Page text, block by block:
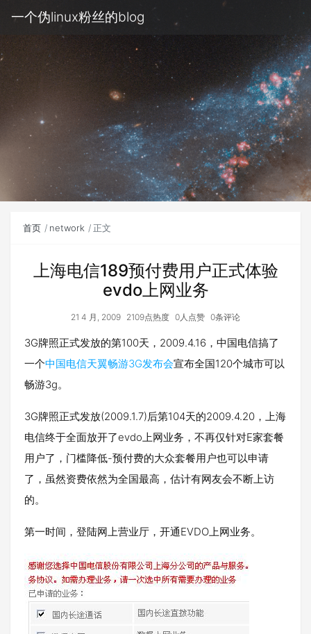
一个伪linux粉丝的blog
首页 network 正文
上海电信189预付费用户正式体验
evdo上网业务
21 4 月, 2009 2109点热度 0人点赞 0条评论
3G牌照正式发放的第100天，2009.4.16，中国电信搞了
一个中国电信天翼畅游3G发布会宣布全国120个城市可以
畅游3g。
3G牌照正式发放(2009.1.7)后第104天的2009.4.20，上海
电信终于全面放开了evdo上网业务，不再仅针对E家套餐
用户了，门槛降低-预付费的大众套餐用户也可以申请
了，虽然资费依然为全国最高，估计有网友会不断上访
的。
第一时间，登陆网上营业厅，开通EVDO上网业务。